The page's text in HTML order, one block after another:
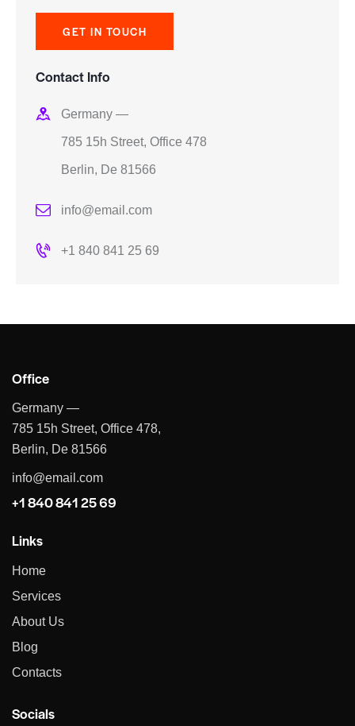
Contact Info
Germany —
785 15h Street, Office 478
Berlin, De 81566
info@email.com
+1 840 841 25 69
Office
Germany —
785 15h Street, Office 478,
Berlin, De 81566
info@email.com
+1 840 841 25 69
Links
Home
Services
About Us
Blog
Contacts
Socials